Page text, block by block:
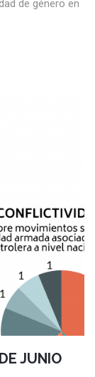
de género en
JUNIO